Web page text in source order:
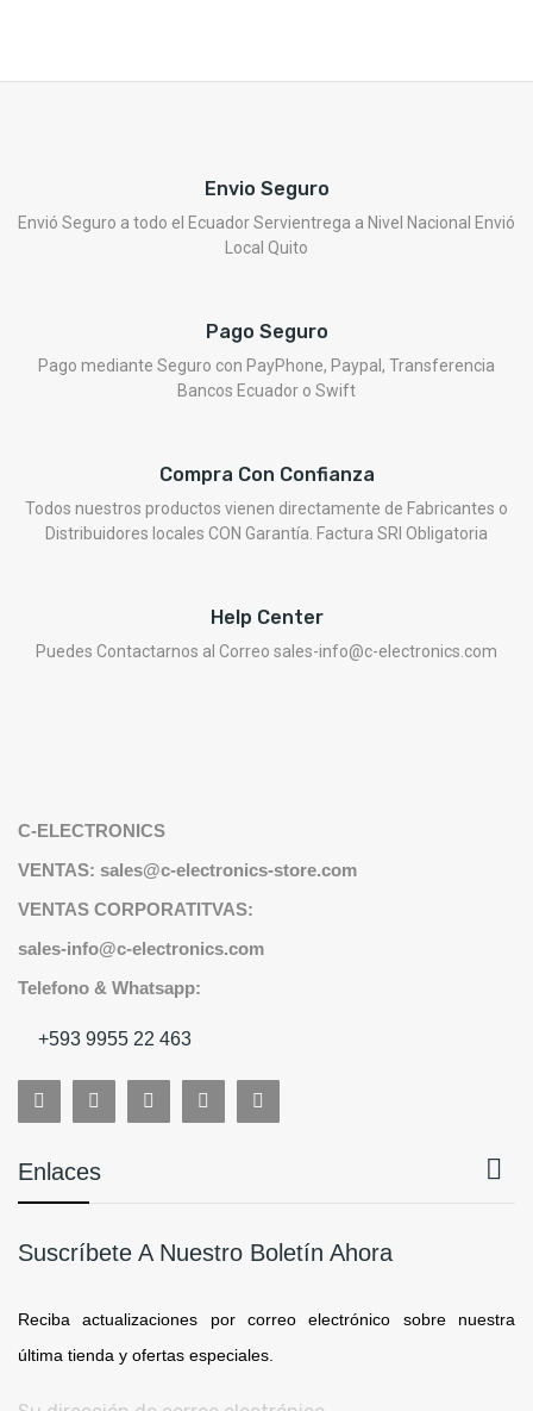
Envio Seguro
Envió Seguro a todo el Ecuador Servientrega a Nivel Nacional Envió
Local Quito
Pago Seguro
Pago mediante Seguro con PayPhone, Paypal, Transferencia
Bancos Ecuador o Swift
Compra Con Confianza
Todos nuestros productos vienen directamente de Fabricantes o
Distribuidores locales CON Garantía. Factura SRI Obligatoria
Help Center
Puedes Contactarnos al Correo sales-info@c-electronics.com
C-ELECTRONICS
VENTAS: sales@c-electronics-store.com
VENTAS CORPORATITVAS:
sales-info@c-electronics.com
Telefono & Whatsapp:
+593 9955 22 463
Enlaces 
Suscríbete A Nuestro Boletín Ahora
Reciba actualizaciones por correo electrónico sobre nuestra
última tienda y ofertas especiales.